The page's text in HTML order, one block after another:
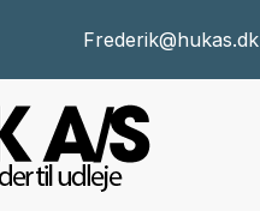
Frederik@hukas.dk